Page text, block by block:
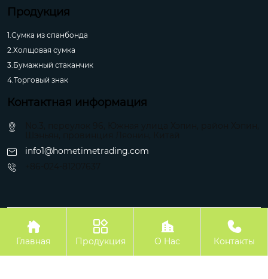
Продукция
1.Сумка из спанбонда
2.Холщовая сумка
3.Бумажный стаканчик
4.Торговый знак
Контактная информация
info1@hometimetrading.com
Авторское право©Шэньян Хуэйфэнтай Импорт и Экспорт Ко.

Главная

Продукция

О Hас

Контакты